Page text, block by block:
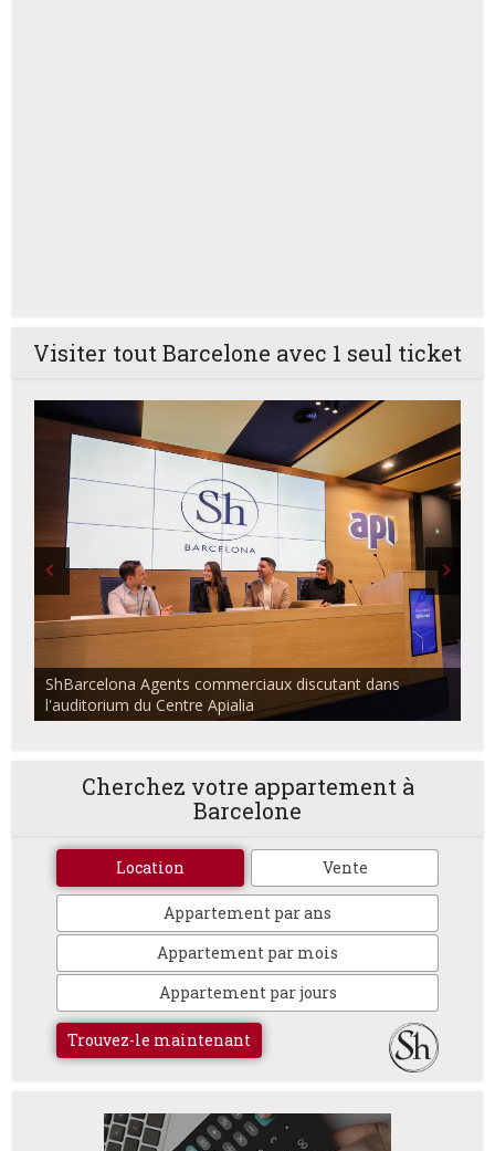
Visiter tout Barcelone avec 1 seul ticket
ShBarcelona Agents commerciaux discutant dans
l'auditorium du Centre Apialia
Cherchez votre appartement à
Barcelone
Location Vente
Appartement par ans
Appartement par mois
Appartement par jours
Trouvez-le maintenant